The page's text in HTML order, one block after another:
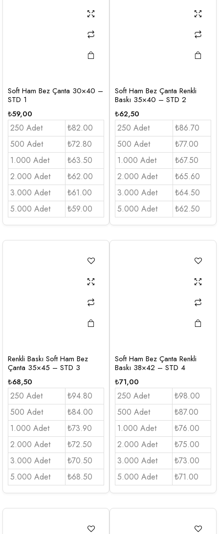
Soft Ham Bez Çanta 30×40 –
STD 1
₺59,00
250 Adet
₺82.00
500 Adet
₺72.80
1.000 Adet
₺63.50
2.000 Adet
₺62.00
3.000 Adet
₺61.00
5.000 Adet
₺59.00
Soft Ham Bez Çanta Renkli
Baskı 35×40 – STD 2
₺62,50
250 Adet
₺86.70
500 Adet
₺77.00
1.000 Adet
₺67.50
2.000 Adet
₺65.60
3.000 Adet
₺64.50
5.000 Adet
₺62.50
Renkli Baskı Soft Ham Bez
Çanta 35×45 – STD 3
₺68,50
250 Adet
₺94.80
500 Adet
₺84.00
1.000 Adet
₺73.90
2.000 Adet
₺72.50
3.000 Adet
₺70.50
5.000 Adet
₺68.50
Soft Ham Bez Çanta Renkli
Baskı 38×42 – STD 4
₺71,00
250 Adet
₺98.00
500 Adet
₺87.00
1.000 Adet
₺76.00
2.000 Adet
₺75.00
3.000 Adet
₺73.00
5.000 Adet
₺71.00